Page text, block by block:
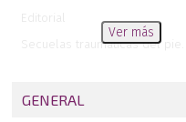
Editorial
Secuelas traumáticas del pie.
Ver más
GENERAL